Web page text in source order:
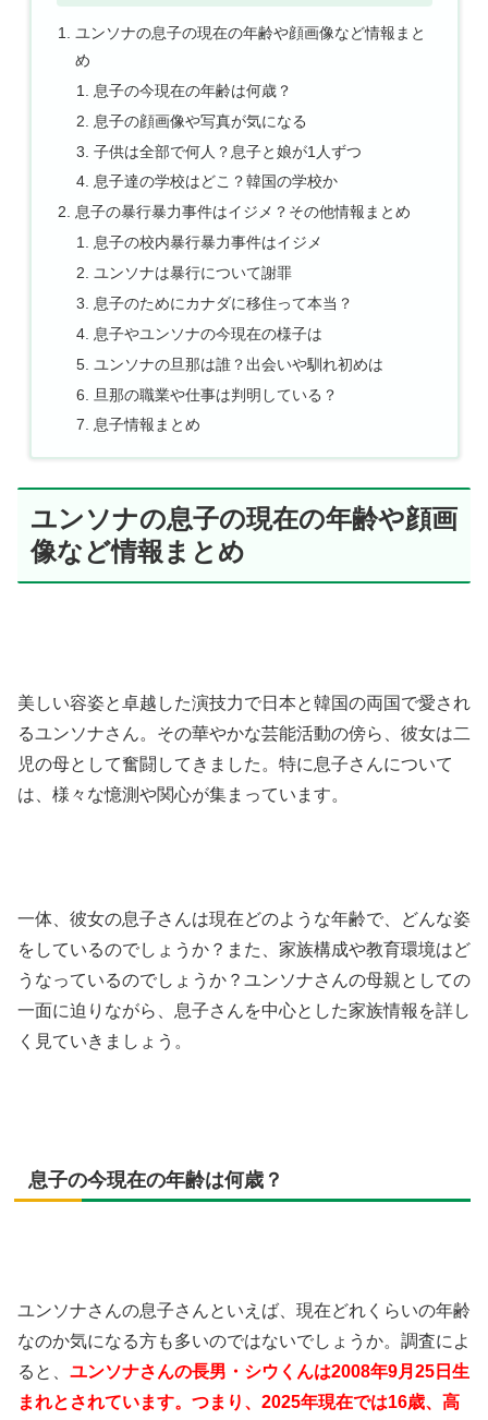
ユンソナの息子の現在の年齢や顔画像など情報まと
め
息子の今現在の年齢は何歳？
息子の顔画像や写真が気になる
子供は全部で何人？息子と娘が1人ずつ
息子達の学校はどこ？韓国の学校か
息子の暴行暴力事件はイジメ？その他情報まとめ
息子の校内暴行暴力事件はイジメ
ユンソナは暴行について謝罪
息子のためにカナダに移住って本当？
息子やユンソナの今現在の様子は
ユンソナの旦那は誰？出会いや馴れ初めは
旦那の職業や仕事は判明している？
息子情報まとめ
ユンソナの息子の現在の年齢や顔画
像など情報まとめ
美しい容姿と卓越した演技力で日本と韓国の両国で愛され
るユンソナさん。その華やかな芸能活動の傍ら、彼女は二
児の母として奮闘してきました。特に息子さんについて
は、様々な憶測や関心が集まっています。
一体、彼女の息子さんは現在どのような年齢で、どんな姿
をしているのでしょうか？また、家族構成や教育環境はど
うなっているのでしょうか？ユンソナさんの母親としての
一面に迫りながら、息子さんを中心とした家族情報を詳し
く見ていきましょう。
息子の今現在の年齢は何歳？
ユンソナさんの息子さんといえば、現在どれくらいの年齢
なのか気になる方も多いのではないでしょうか。調査によ
ると、 ユンソナさんの長男・シウくんは2008年9月25日生
まれとされています。つまり、2025年現在では16歳、高